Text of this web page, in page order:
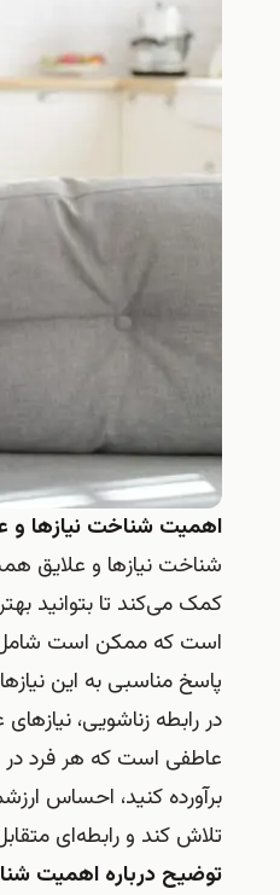
اهمیت شناخت نیازها و
شناخت نیازها و علایق
کمک می‌کند تا بتوانید
است که ممکن است شامل
پاسخ مناسبی به این
در رابطه زناشویی،
عاطفی است که هر فرد در
برآورده کنید، احساس
تلاش کند و رابطه‌ای
توضیح درباره اهمیت